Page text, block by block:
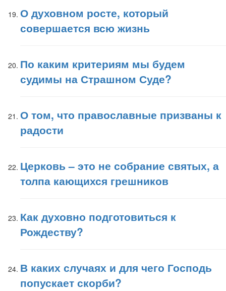
О духовном росте, который
совершается всю жизнь
По каким критериям мы будем
судимы на Страшном Суде?
О том, что православные призваны к
радости
Церковь – это не собрание святых, а
толпа кающихся грешников
Как духовно подготовиться к
Рождеству?
В каких случаях и для чего Господь
попускает скорби?